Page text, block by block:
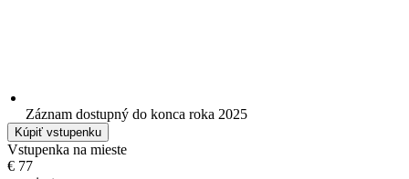
Záznam dostupný do konca roka 2025
Kúpiť vstupenku
Vstupenka na mieste
€ 77